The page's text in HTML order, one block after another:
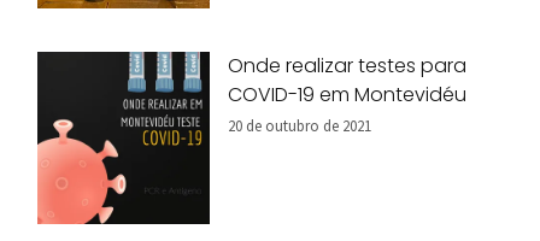
Onde realizar testes para
COVID-19 em Montevidéu
20 de outubro de 2021